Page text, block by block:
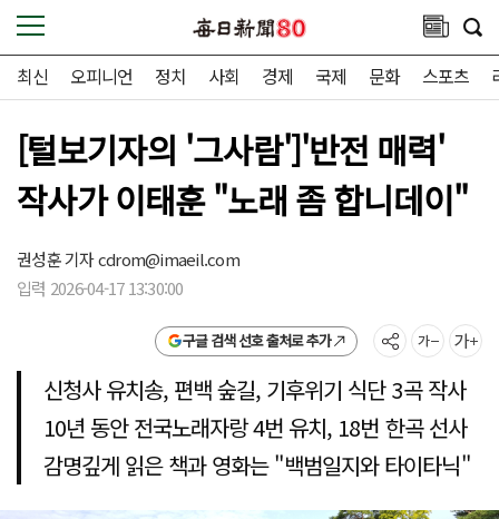
최신 오피니언 정치 사회 경제 국제 문화 스포츠
[털보기자의 '그사람']'반전 매력'
작사가 이태훈 "노래 좀 합니데이"
권성훈 기자cdrom@imaeil.com
입력 2026-04-17 13:30:00
구글 검색 선호 출처로 추가
신청사 유치송, 편백 숲길, 기후위기 식단 3곡 작사
10년 동안 전국노래자랑 4번 유치, 18번 한곡 선사
감명깊게 읽은 책과 영화는 "백범일지와 타이타닉"